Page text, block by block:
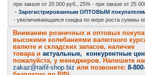
при заказе от 20 000 руб., 25% - при заказе от 25
- Зарегистрированным ОПТОВЫМ
- увеличивающаяся скидка по мере роста суммы
Вниманию розничных и оптовых
высокими колебаниями валютного
валюте и складских запасов, наличие
товара и актуальные, конкурентные
пожалуйста, у менеджеров. Напишите
zakaz@raifil-shop.biz или позвоните: 8-